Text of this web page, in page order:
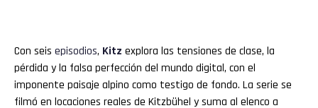
Con seis episodios, Kitz explora las tensiones de clase, la
pérdida y la falsa perfección del mundo digital, con el
imponente paisaje alpino como testigo de fondo. La serie se
filmó en locaciones reales de Kitzbühel y suma al elenco a